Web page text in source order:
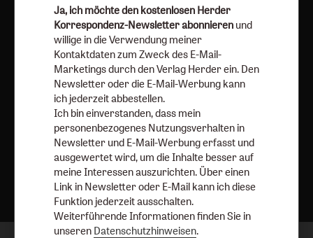
Vertrag widerrufen Abo online kündigen
Nach oben
Ja, ich möchte den kostenlosen Herder
Korrespondenz-Newsletter abonnieren und
willige in die Verwendung meiner
Kontaktdaten zum Zweck des E-Mail-
Marketings durch den Verlag Herder ein. Den
Newsletter oder die E-Mail-Werbung kann
ich jederzeit abbestellen.
Ich bin einverstanden, dass mein
personenbezogenes Nutzungsverhalten in
Newsletter und E-Mail-Werbung erfasst und
ausgewertet wird, um die Inhalte besser auf
meine Interessen auszurichten. Über einen
Link in Newsletter oder E-Mail kann ich diese
Funktion jederzeit ausschalten.
Weiterführende Informationen finden Sie in
unseren Datenschutzhinweisen.